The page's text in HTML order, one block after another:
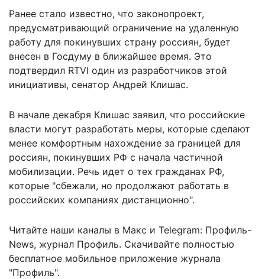
Ранее стало известно, что законопроект,
предусматривающий ограничение на удаленную
работу для покинувших страну россиян, будет
внесен в Госдуму в ближайшее время. Это
подтвердил RTVI один из разработчиков этой
инициативы, сенатор Андрей Клишас.
В начале декабря Клишас заявил, что российские
власти могут разработать меры, которые сделают
менее комфортным нахождение за границей для
россиян, покинувших РФ с начала частичной
мобилизации. Речь идет о тех гражданах РФ,
которые "сбежали, но продолжают работать в
российских компаниях дистанционно".
Читайте наши каналы в Макс и Telegram: Профиль-
News, журнал Профиль. Скачивайте полностью
бесплатное мобильное приложение журнала
"Профиль".